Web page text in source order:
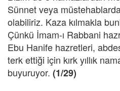
Sünnet veya
olabiliriz. Kaza kılmakla
Çünkü İmam-ı Rabbani
Ebu Hanife hazretleri,
terk ettiği için kırk yıllık
buyuruyor. (1/29)